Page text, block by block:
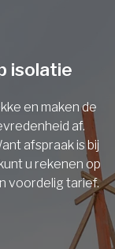
isolatie
en maken de
af.
afspraak is bij
u rekenen op
voordelig tarief.